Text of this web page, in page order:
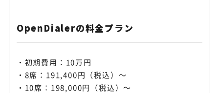
OpenDialerの料金プラン
初期費用：10万円
8席：191,400円（税込）～
10席：198,000円（税込）～